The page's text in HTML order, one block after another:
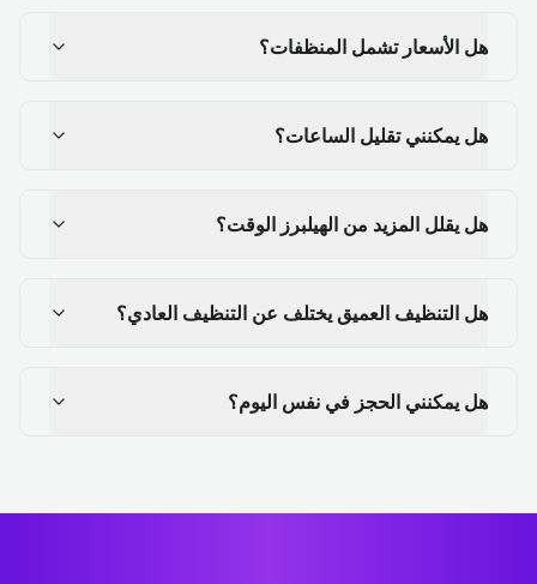
هل الأسعار تشمل المنظفات؟
هل يمكنني تقليل الساعات؟
هل يقلل المزيد من الهيلبرز الوقت؟
هل التنظيف العميق يختلف عن التنظيف العادي؟
هل يمكنني الحجز في نفس اليوم؟